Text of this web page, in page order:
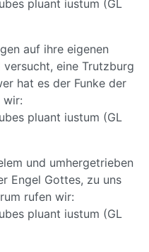
pluant iustum (GL
auf ihre eigenen
versucht, eine Trutzburg
hat es der Funke der
wir:
pluant iustum (GL
und umhergetrieben
Engel Gottes, zu uns
rufen wir:
pluant iustum (GL